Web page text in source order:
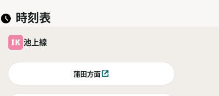
時刻表
池上線
蒲田方面別ウィンドウで開く